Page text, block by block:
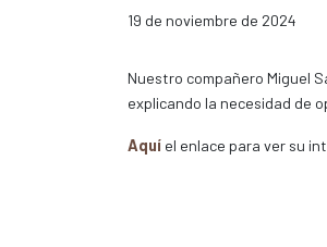
19 de noviembre de 2024
Nuestro compañero Miguel
explicando la necesidad de
Aquí el enlace para ver su